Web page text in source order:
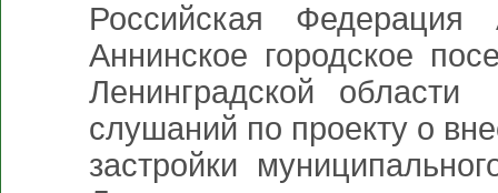
Российская Федерация
Аннинское городское
Ленинградской
слушаний по проекту о
застройки